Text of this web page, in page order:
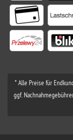
* Alle Preise für
ggf.